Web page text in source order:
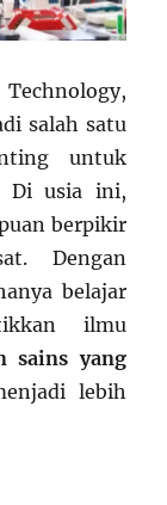
salah satu
untuk
Di usia ini,
berpikir
Dengan
belajar
ilmu
sains yang
lebih